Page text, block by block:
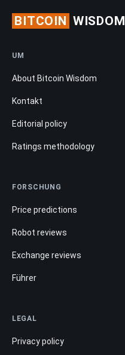
BITCOIN WISDOM
UM
About Bitcoin Wisdom
Kontakt
Editorial policy
Ratings methodology
FORSCHUNG
Price predictions
Robot reviews
Exchange reviews
Führer
LEGAL
Privacy policy